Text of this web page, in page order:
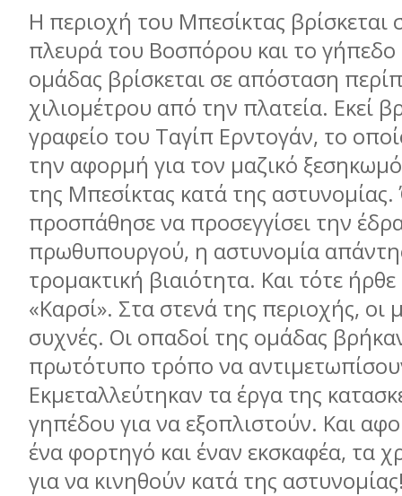
Η περιοχή του Μπεσίκτας βρίσκεται
πλευρά του Βοσπόρου και το
ομάδας βρίσκεται σε απόσταση
χιλιομέτρου από την πλατεία. Εκεί
γραφείο του Ταγίπ Ερντογάν, το
την αφορμή για τον μαζικό
της Μπεσίκτας κατά της
προσπάθησε να προσεγγίσει την
πρωθυπουργού, η αστυνομία
τρομακτική βιαιότητα. Και τότε
«Καρσί». Στα στενά της περιοχής, οι
συχνές. Οι οπαδοί της ομάδας
πρωτότυπο τρόπο να
Εκμεταλλεύτηκαν τα έργα της
γηπέδου για να εξοπλιστούν. Και
ένα φορτηγό και έναν εκσκαφέα, τα
για να κινηθούν κατά της